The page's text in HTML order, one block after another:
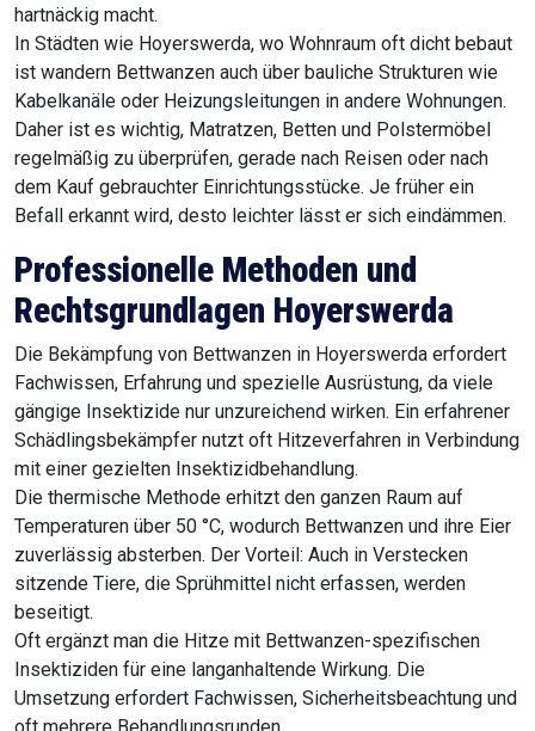
hartnäckig macht.
In Städten wie Hoyerswerda, wo Wohnraum oft dicht bebaut
ist wandern Bettwanzen auch über bauliche Strukturen wie
Kabelkanäle oder Heizungsleitungen in andere Wohnungen.
Daher ist es wichtig, Matratzen, Betten und Polstermöbel
regelmäßig zu überprüfen, gerade nach Reisen oder nach
dem Kauf gebrauchter Einrichtungsstücke. Je früher ein
Befall erkannt wird, desto leichter lässt er sich eindämmen.
Professionelle Methoden und
Rechtsgrundlagen Hoyerswerda
Die Bekämpfung von Bettwanzen in Hoyerswerda erfordert
Fachwissen, Erfahrung und spezielle Ausrüstung, da viele
gängige Insektizide nur unzureichend wirken. Ein erfahrener
Schädlingsbekämpfer nutzt oft Hitzeverfahren in Verbindung
mit einer gezielten Insektizidbehandlung.
Die thermische Methode erhitzt den ganzen Raum auf
Temperaturen über 50 °C, wodurch Bettwanzen und ihre Eier
zuverlässig absterben. Der Vorteil: Auch in Verstecken
sitzende Tiere, die Sprühmittel nicht erfassen, werden
beseitigt.
Oft ergänzt man die Hitze mit Bettwanzen-spezifischen
Insektiziden für eine langanhaltende Wirkung. Die
Umsetzung erfordert Fachwissen, Sicherheitsbeachtung und